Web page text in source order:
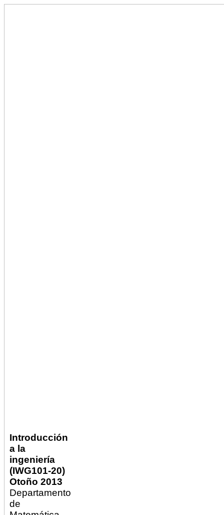
Introducción
a la
ingeniería
(IWG101-20)
Otoño 2013
Departamento
de